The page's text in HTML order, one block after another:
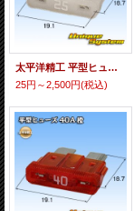
太平洋精工 平型ヒューズ 25A 白色
25円～2,500円(税込)